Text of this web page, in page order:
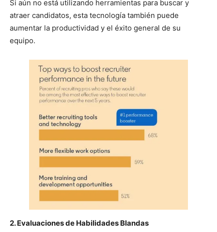
Si aún no está utilizando herramientas para buscar y
atraer candidatos, esta tecnología también puede
aumentar la productividad y el éxito general de su
equipo.
2. Evaluaciones de Habilidades Blandas